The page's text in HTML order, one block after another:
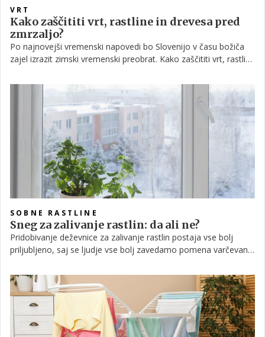
VRT
Kako zaščititi vrt, rastline in drevesa pred
zmrzaljo?
Po najnovejši vremenski napovedi bo Slovenijo v času božiča
zajel izrazit zimski vremenski preobrat. Kako zaščititi vrt, rastline
SOBNE RASTLINE
Sneg za zalivanje rastlin: da ali ne?
Pridobivanje deževnice za zalivanje rastlin postaja vse bolj
priljubljeno, saj se ljudje vse bolj zavedamo pomena varčevanja
kot voda iz pipe, ali to velja tudi za sneg? Preverili smo, kako
varno je zalivanje sobnih rastlin s stopljenim snegom.